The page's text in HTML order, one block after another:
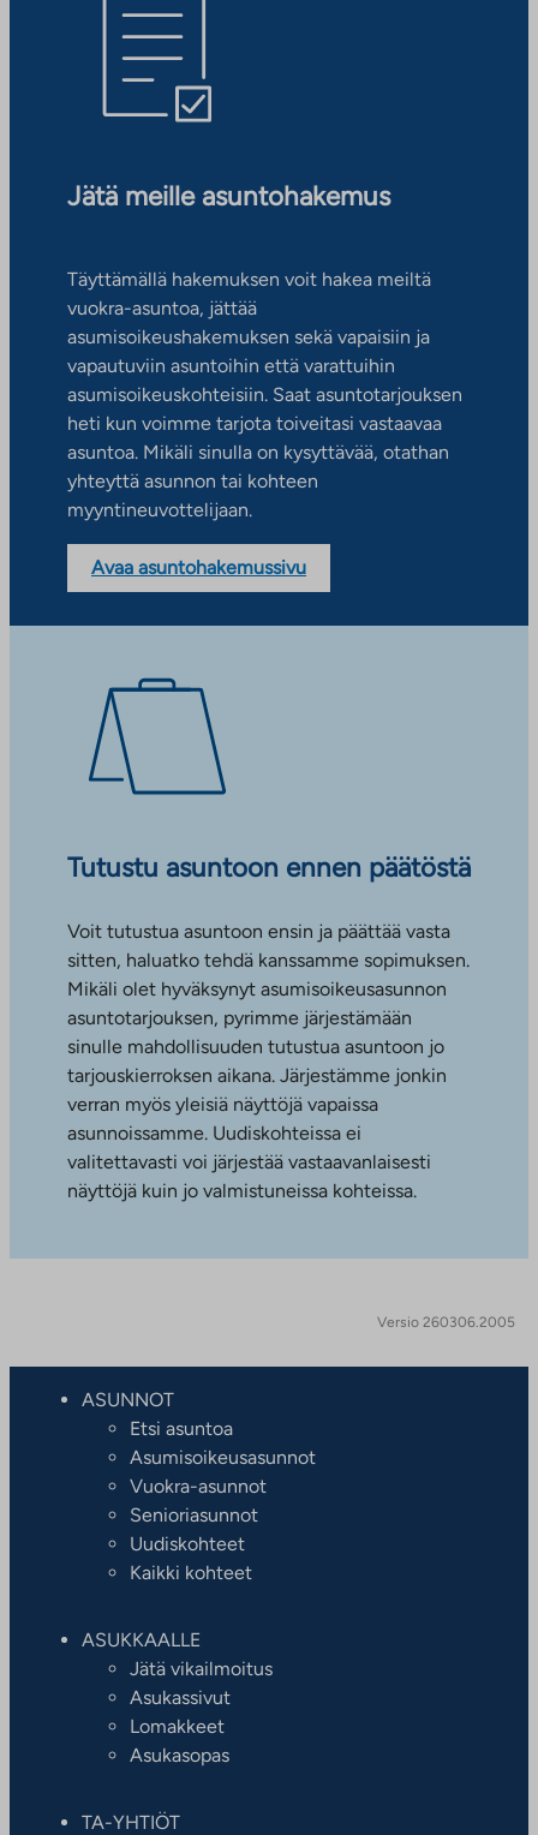
Jätä meille asuntohakemus
Täyttämällä hakemuksen voit hakea meiltä
vuokra-asuntoa, jättää
asumisoikeushakemuksen sekä vapaisiin ja
vapautuviin asuntoihin että varattuihin
asumisoikeuskohteisiin. Saat asuntotarjouksen
heti kun voimme tarjota toiveitasi vastaavaa
asuntoa. Mikäli sinulla on kysyttävää, otathan
yhteyttä asunnon tai kohteen
myyntineuvottelijaan.
Avaa asuntohakemussivu
Tutustu asuntoon ennen päätöstä
Voit tutustua asuntoon ensin ja päättää vasta
sitten, haluatko tehdä kanssamme sopimuksen.
Mikäli olet hyväksynyt asumisoikeusasunnon
asuntotarjouksen, pyrimme järjestämään
sinulle mahdollisuuden tutustua asuntoon jo
tarjouskierroksen aikana. Järjestämme jonkin
verran myös yleisiä näyttöjä vapaissa
asunnoissamme. Uudiskohteissa ei
valitettavasti voi järjestää vastaavanlaisesti
näyttöjä kuin jo valmistuneissa kohteissa.
Versio 260306.2005
ASUNNOT
Etsi asuntoa
Asumisoikeusasunnot
Vuokra-asunnot
Senioriasunnot
Uudiskohteet
Kaikki kohteet
ASUKKAALLE
Jätä vikailmoitus
Asukassivut
Lomakkeet
Asukasopas
TA-YHTIÖT